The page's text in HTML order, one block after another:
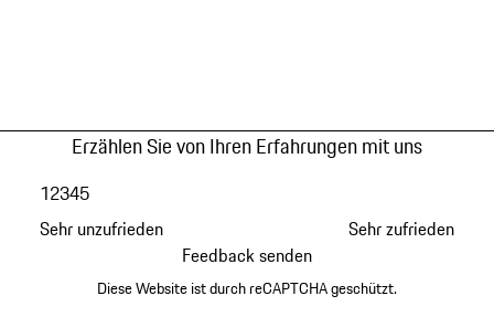
Erzählen Sie von Ihren Erfahrungen mit uns
Sehr unzufrieden
12345
Sehr zufrieden
Feedback senden
Diese Website ist durch reCAPTCHA geschützt.